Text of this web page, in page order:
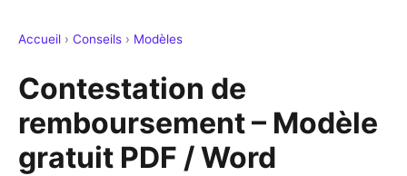
Accueil › Conseils › Modèles
Contestation de
remboursement – Modèle
gratuit PDF / Word